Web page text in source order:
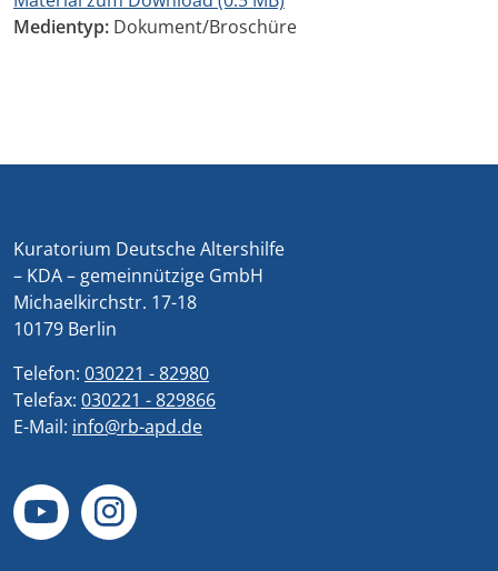
Medientyp: Dokument/Broschüre
Kuratorium Deutsche Altershilfe
– KDA – gemeinnützige GmbH
Michaelkirchstr. 17-18
10179 Berlin
Telefon: 030221 - 82980
Telefax: 030221 - 829866
E-Mail: info@rb-apd.de